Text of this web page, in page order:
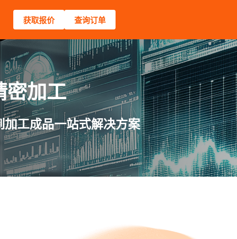
获取报价 查询订单
密加工
工成品一站式解决方案